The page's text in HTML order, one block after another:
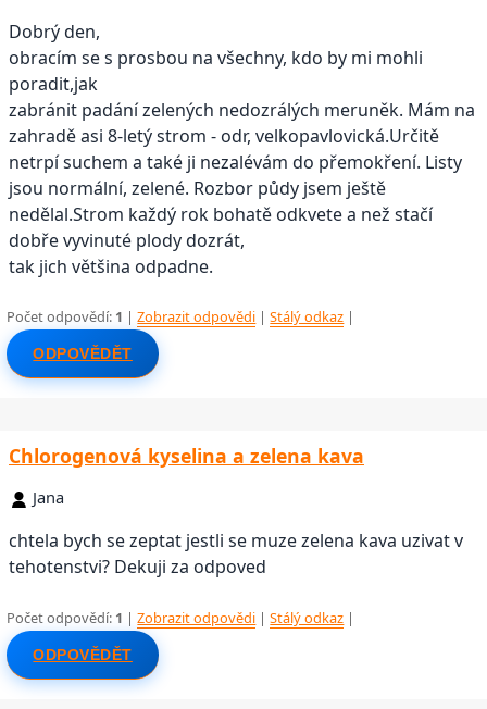
Dobrý den,
obracím se s prosbou na všechny, kdo by mi mohli
poradit,jak
zabránit padání zelených nedozrálých meruněk. Mám na
zahradě asi 8-letý strom - odr, velkopavlovická.Určitě
netrpí suchem a také ji nezalévám do přemokření. Listy
jsou normální, zelené. Rozbor půdy jsem ještě
nedělal.Strom každý rok bohatě odkvete a než stačí
dobře vyvinuté plody dozrát,
tak jich většina odpadne.
Počet odpovědí: 1 |Zobrazit odpovědi |Stálý odkaz |
ODPOVĚDĚT
Chlorogenová kyselina a zelena kava
Jana
chtela bych se zeptat jestli se muze zelena kava uzivat v
tehotenstvi? Dekuji za odpoved
Počet odpovědí: 1 |Zobrazit odpovědi |Stálý odkaz |
ODPOVĚDĚT